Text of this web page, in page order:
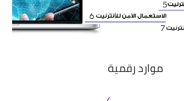
موارد رقمية